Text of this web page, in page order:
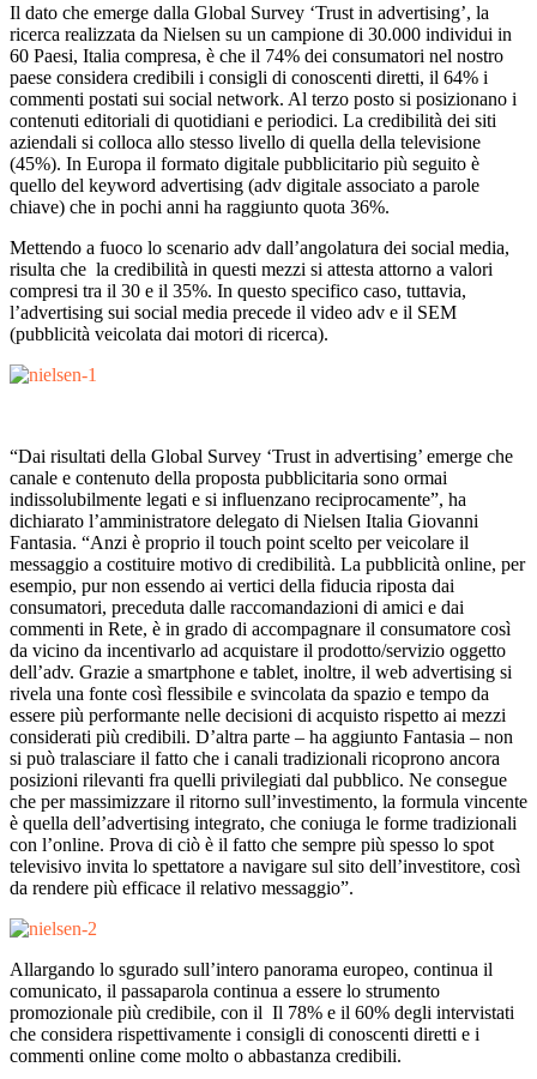
Il dato che emerge dalla Global Survey ‘Trust in advertising’, la
ricerca realizzata da Nielsen su un campione di 30.000 individui in
60 Paesi, Italia compresa, è che il 74% dei consumatori nel nostro
paese considera credibili i consigli di conoscenti diretti, il 64% i
commenti postati sui social network. Al terzo posto si posizionano i
contenuti editoriali di quotidiani e periodici. La credibilità dei siti
aziendali si colloca allo stesso livello di quella della televisione
(45%). In Europa il formato digitale pubblicitario più seguito è
quello del keyword advertising (adv digitale associato a parole
chiave) che in pochi anni ha raggiunto quota 36%.
Mettendo a fuoco lo scenario adv dall’angolatura dei social media,
risulta che la credibilità in questi mezzi si attesta attorno a valori
compresi tra il 30 e il 35%. In questo specifico caso, tuttavia,
l’advertising sui social media precede il video adv e il SEM
(pubblicità veicolata dai motori di ricerca).
“Dai risultati della Global Survey ‘Trust in advertising’ emerge che
canale e contenuto della proposta pubblicitaria sono ormai
indissolubilmente legati e si influenzano reciprocamente”, ha
dichiarato l’amministratore delegato di Nielsen Italia Giovanni
Fantasia. “Anzi è proprio il touch point scelto per veicolare il
messaggio a costituire motivo di credibilità. La pubblicità online, per
esempio, pur non essendo ai vertici della fiducia riposta dai
consumatori, preceduta dalle raccomandazioni di amici e dai
commenti in Rete, è in grado di accompagnare il consumatore così
da vicino da incentivarlo ad acquistare il prodotto/servizio oggetto
dell’adv. Grazie a smartphone e tablet, inoltre, il web advertising si
rivela una fonte così flessibile e svincolata da spazio e tempo da
essere più performante nelle decisioni di acquisto rispetto ai mezzi
considerati più credibili. D’altra parte – ha aggiunto Fantasia – non
si può tralasciare il fatto che i canali tradizionali ricoprono ancora
posizioni rilevanti fra quelli privilegiati dal pubblico. Ne consegue
che per massimizzare il ritorno sull’investimento, la formula vincente
è quella dell’advertising integrato, che coniuga le forme tradizionali
con l’online. Prova di ciò è il fatto che sempre più spesso lo spot
televisivo invita lo spettatore a navigare sul sito dell’investitore, così
da rendere più efficace il relativo messaggio”.
Allargando lo sgurado sull’intero panorama europeo, continua il
comunicato, il passaparola continua a essere lo strumento
promozionale più credibile, con il Il 78% e il 60% degli intervistati
che considera rispettivamente i consigli di conoscenti diretti e i
commenti online come molto o abbastanza credibili.